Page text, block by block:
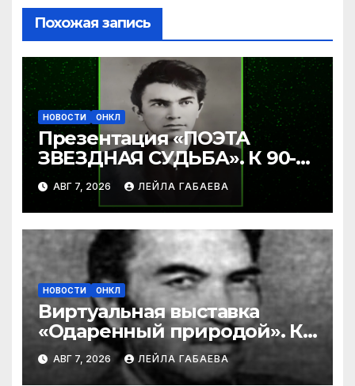
Похожая запись
НОВОСТИ ОНКЛ
Презентация «ПОЭТА
ЗВЕЗДНАЯ СУДЬБА». К 90-
летию Ибрагима Бабаева.
АВГ 7, 2026 ЛЕЙЛА ГАБАЕВА
НОВОСТИ ОНКЛ
Виртуальная выставка
«Одаренный природой». К
90-летию со дня рождения
Ибрагима Бабаева
АВГ 7, 2026 ЛЕЙЛА ГАБАЕВА